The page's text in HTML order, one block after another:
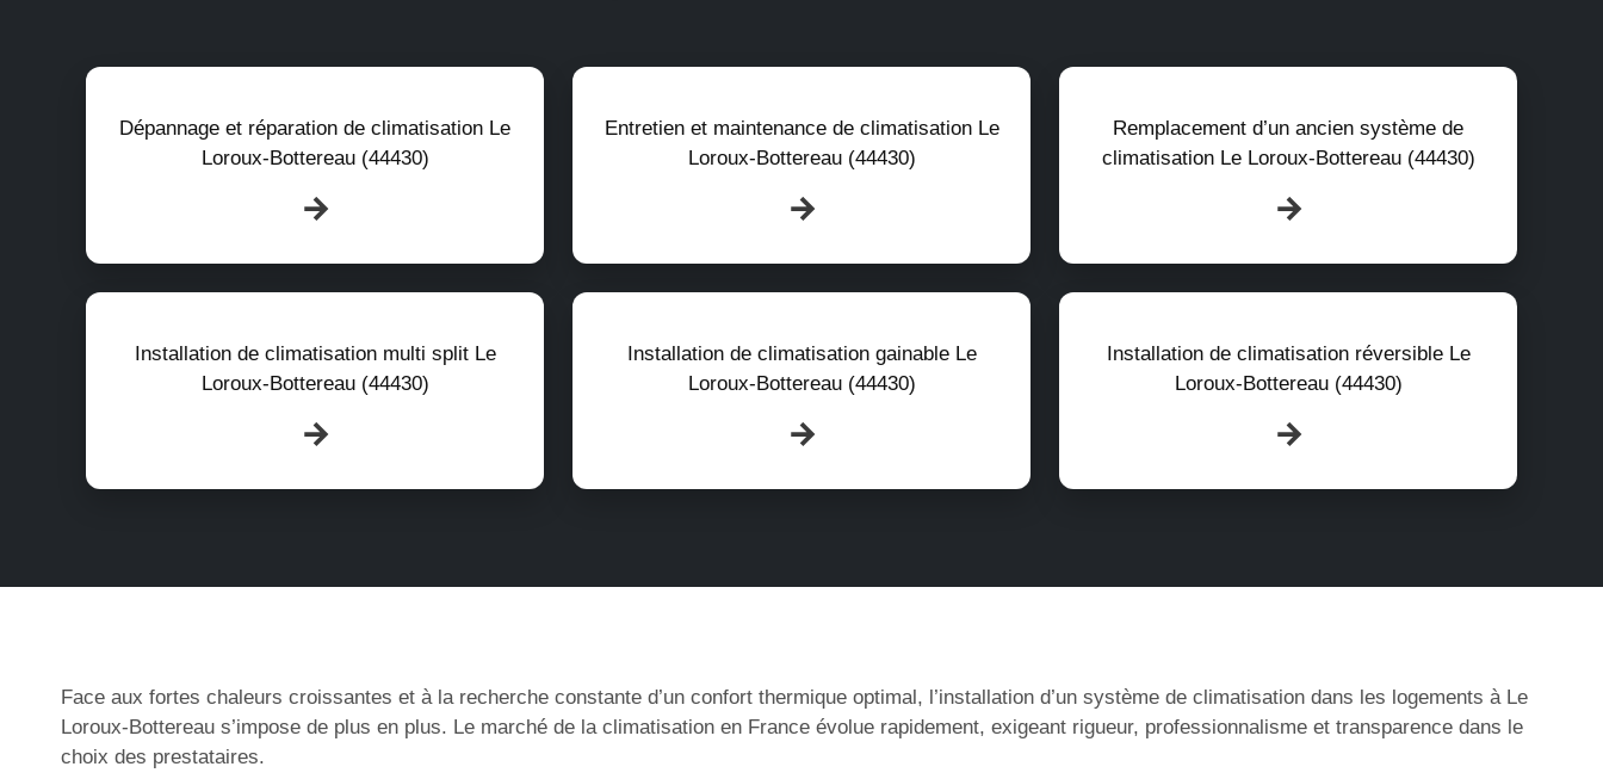
Dépannage et réparation de climatisation Le
Loroux-Bottereau (44430)
Entretien et maintenance de climatisation Le
Loroux-Bottereau (44430)
Remplacement d’un ancien système de
climatisation Le Loroux-Bottereau (44430)
Installation de climatisation multi split Le
Loroux-Bottereau (44430)
Installation de climatisation gainable Le
Loroux-Bottereau (44430)
Installation de climatisation réversible Le
Loroux-Bottereau (44430)
Face aux fortes chaleurs croissantes et à la recherche constante d’un confort thermique optimal, l’installation d’un système de climatisation dans les logements à Le
Loroux-Bottereau s’impose de plus en plus. Le marché de la climatisation en France évolue rapidement, exigeant rigueur, professionnalisme et transparence dans le
choix des prestataires.